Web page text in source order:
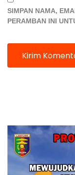
SIMPAN NAMA,
PERAMBAN INI